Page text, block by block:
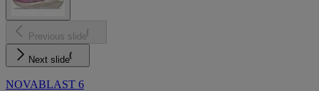
Previous slide
Next slide
NOVABLAST 6